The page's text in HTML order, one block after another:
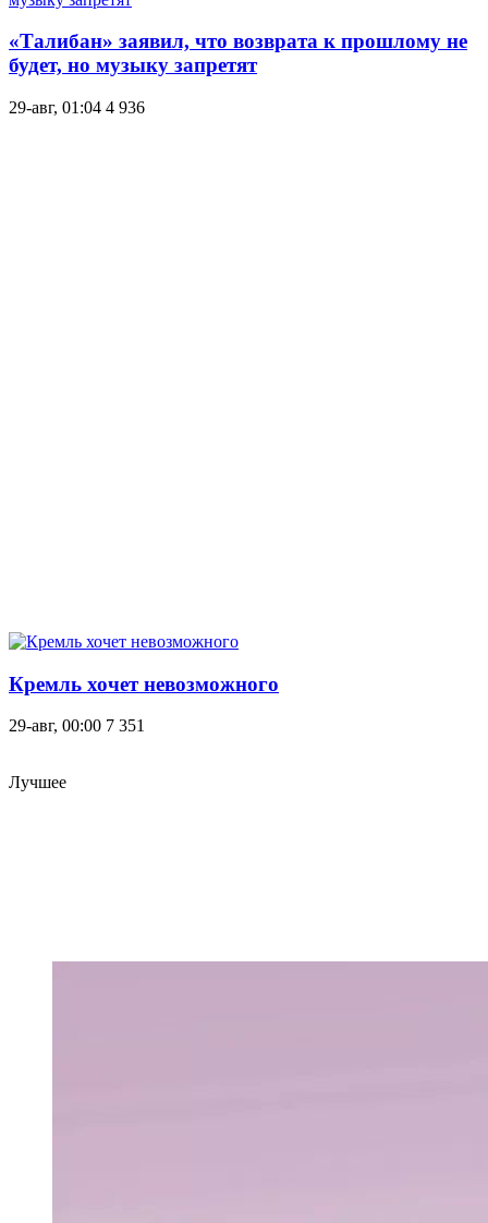
«Талибан» заявил, что возврата к прошлому не
будет, но музыку запретят
29-авг, 01:04 4 936
Кремль хочет невозможного
29-авг, 00:00 7 351
Лучшее